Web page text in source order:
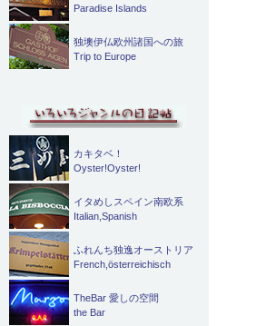
Paradise Islands
独墺伊仏欧州諸国への旅
Trip to Europe
カキタベ！
Oyster!Oyster!
イタめしスペイン南欧系
Italian,Spanish
ふれんち独逸オーストリア
French,österreichisch
TheBar 愛しの空間
the Bar